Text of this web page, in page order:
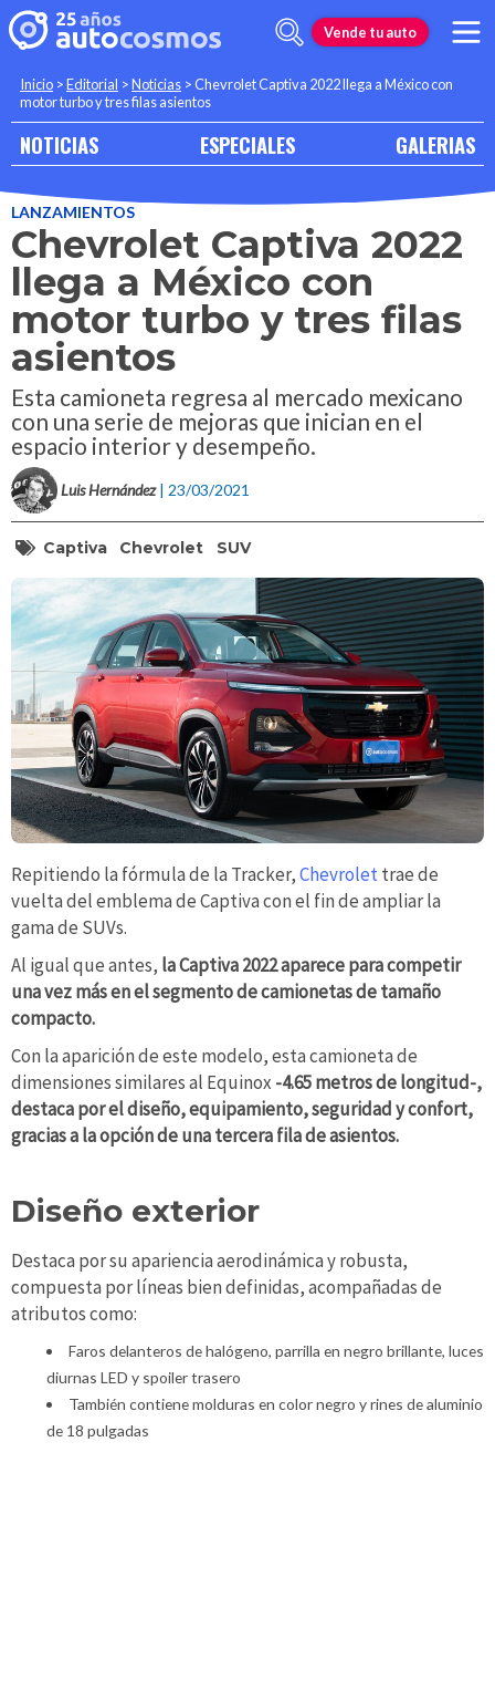
Vende tu auto
Inicio >Editorial >Noticias >Chevrolet Captiva 2022 llega a México con
motor turbo y tres filas asientos
NOTICIAS ESPECIALES GALERIAS
LANZAMIENTOS
Chevrolet Captiva 2022
llega a México con
motor turbo y tres filas
asientos
Esta camioneta regresa al mercado mexicano
con una serie de mejoras que inician en el
espacio interior y desempeño.
Luis Hernández | 23/03/2021
Captiva Chevrolet SUV
Repitiendo la fórmula de la Tracker,Chevrolettrae de
vuelta del emblema de Captiva con el fin de ampliar la
gama de SUVs.
Al igual que antes, la Captiva 2022 aparece para competir
una vez más en el segmento de camionetas de tamaño
compacto.
Con la aparición de este modelo, esta camioneta de
dimensiones similares al Equinox -4.65 metros de longitud-,
destaca por el diseño, equipamiento, seguridad y confort,
gracias a la opción de una tercera fila de asientos.
Diseño exterior
Destaca por su apariencia aerodinámica y robusta,
compuesta por líneas bien definidas, acompañadas de
atributos como:
Faros delanteros de halógeno, parrilla en negro brillante, luces
diurnas LED y spoiler trasero
También contiene molduras en color negro y rines de aluminio
de 18 pulgadas